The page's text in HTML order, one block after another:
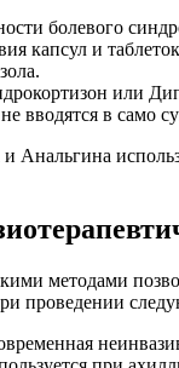
болевого
капсул и
или
вводятся в само
Анальгина
методами
проведении